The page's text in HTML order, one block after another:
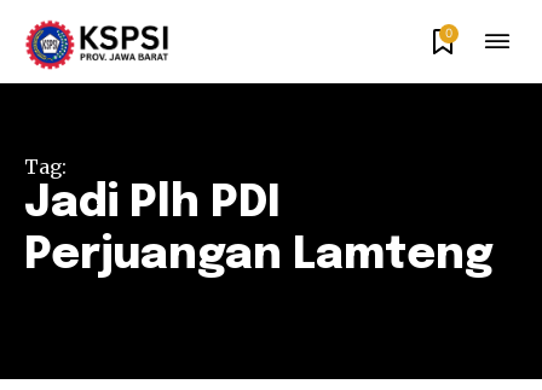
0
Tag:
Jadi Plh PDI
Perjuangan Lamteng